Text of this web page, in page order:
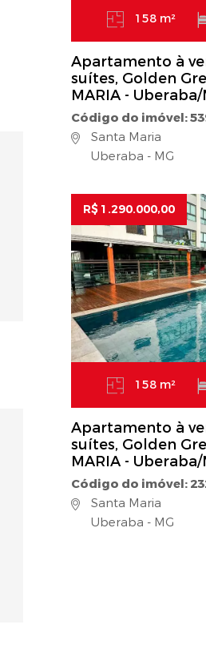
158 m²
Apartamento à
suítes, Golden
MARIA - Uberaba/
Código do imóvel:
Santa Maria
Uberaba - MG
R$ 1.290.000,00
158 m²
Apartamento à
suítes, Golden
MARIA - Uberaba/
Código do imóvel:
Santa Maria
Uberaba - MG